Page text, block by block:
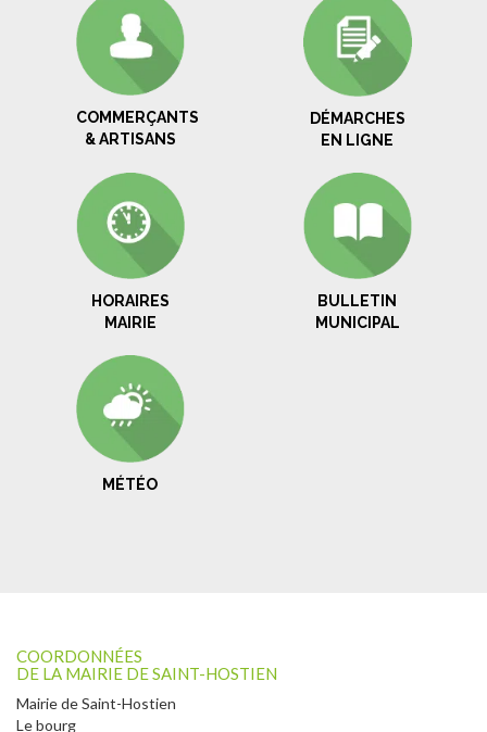
COMMERÇANTS
& ARTISANS
DÉMARCHES
EN LIGNE
HORAIRES
MAIRIE
BULLETIN
MUNICIPAL
MÉTÉO
COORDONNÉES
DE LA MAIRIE DE SAINT-HOSTIEN
Mairie de Saint-Hostien
Le bourg